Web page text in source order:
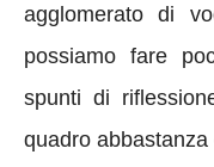
agglomerato di
possiamo fare
spunti di
quadro